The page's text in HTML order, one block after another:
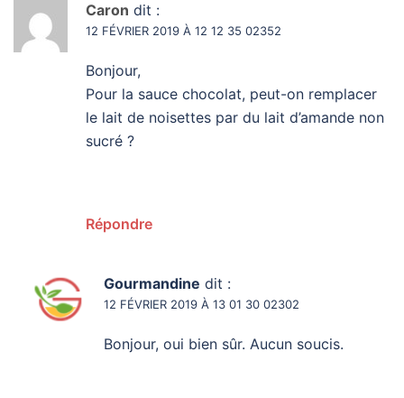
Caron dit :
12 FÉVRIER 2019 À 12 12 35 02352
Bonjour,
Pour la sauce chocolat, peut-on remplacer
le lait de noisettes par du lait d’amande non
sucré ?
Répondre
Gourmandine dit :
12 FÉVRIER 2019 À 13 01 30 02302
Bonjour, oui bien sûr. Aucun soucis.